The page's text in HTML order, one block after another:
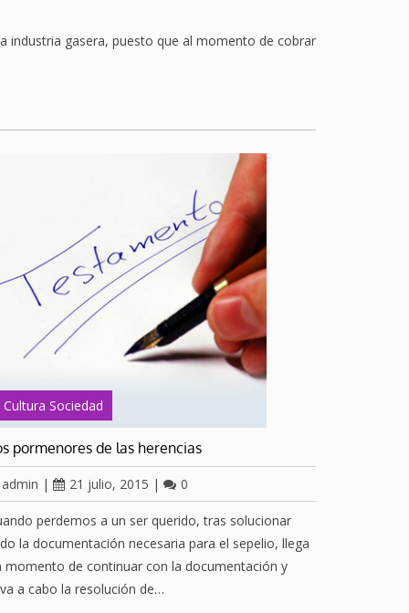
industria gasera, puesto que al momento de cobrar
Cultura Sociedad
pormenores de las herencias
admin | 21 julio, 2015 | 0
perdemos a un ser querido, tras solucionar
la documentación necesaria para el sepelio, llega
momento de continuar con la documentación y
a cabo la resolución de…